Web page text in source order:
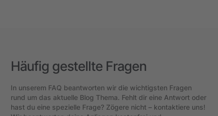
Häufig gestellte Fragen
In unserem FAQ beantworten wir die wichtigsten Fragen
rund um das aktuelle Blog Thema. Fehlt dir eine Antwort oder
hast du eine spezielle Frage? Zögere nicht – kontaktiere uns!